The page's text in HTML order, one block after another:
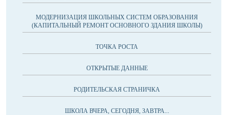
МОДЕРНИЗАЦИЯ ШКОЛЬНЫХ СИСТЕМ ОБРАЗОВАНИЯ
(КАПИТАЛЬНЫЙ РЕМОНТ ОСНОВНОГО ЗДАНИЯ ШКОЛЫ)
ТОЧКА РОСТА
ОТКРЫТЫЕ ДАННЫЕ
РОДИТЕЛЬСКАЯ СТРАНИЧКА
ШКОЛА ВЧЕРА, СЕГОДНЯ, ЗАВТРА...